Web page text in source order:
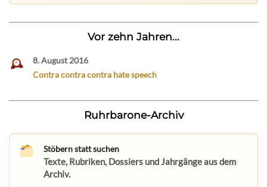
Vor zehn Jahren...
8. August 2016
Contra contra contra hate speech
Ruhrbarone-Archiv
Stöbern statt suchen
Texte, Rubriken, Dossiers und Jahrgänge aus dem
Archiv.